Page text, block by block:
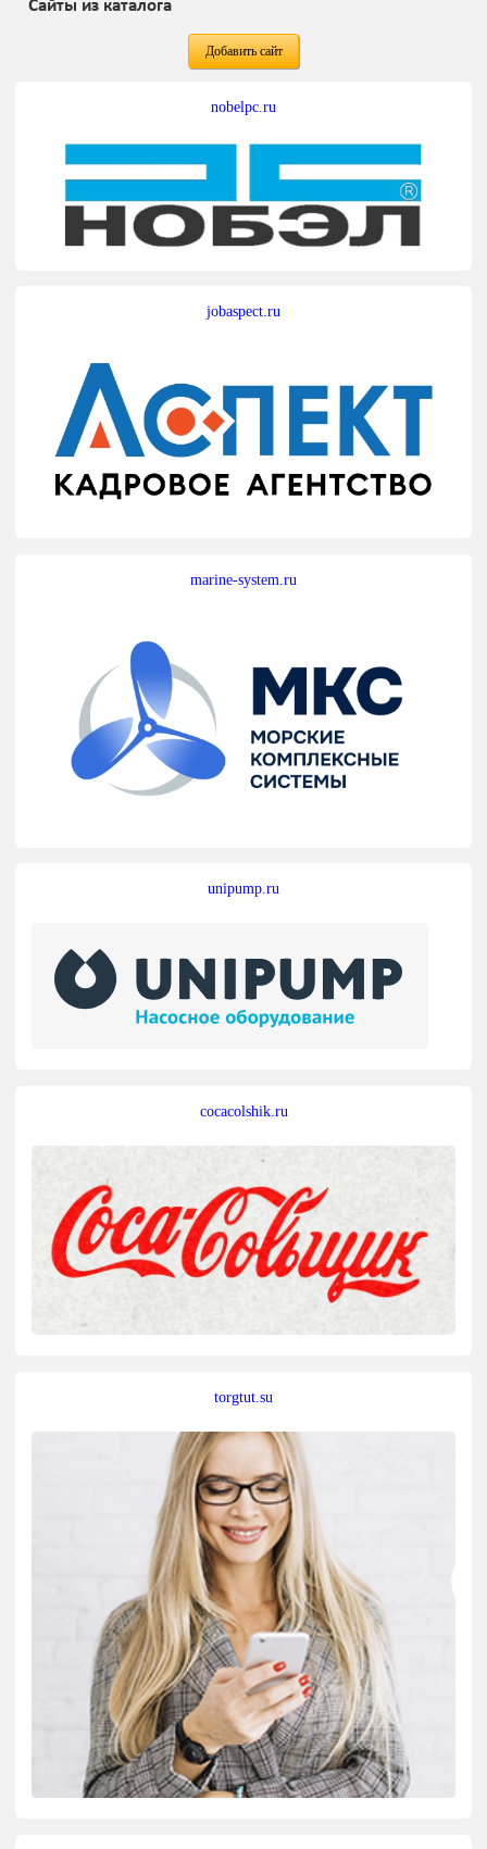
Сайты из каталога
Добавить сайт
nobelpc.ru
jobaspect.ru
marine-system.ru
unipump.ru
cocacolshik.ru
torgtut.su